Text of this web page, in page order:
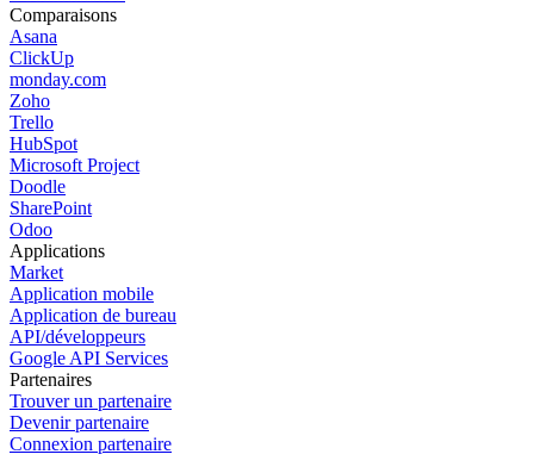
Comparaisons
Asana
ClickUp
monday.com
Zoho
Trello
HubSpot
Microsoft Project
Doodle
SharePoint
Odoo
Applications
Market
Application mobile
Application de bureau
API/développeurs
Google API Services
Partenaires
Trouver un partenaire
Devenir partenaire
Connexion partenaire